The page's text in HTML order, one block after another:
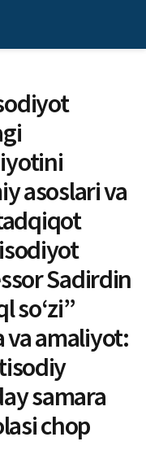
asoslari va
Sadirdin
so‘zi”
va amaliyot:
samara
chop